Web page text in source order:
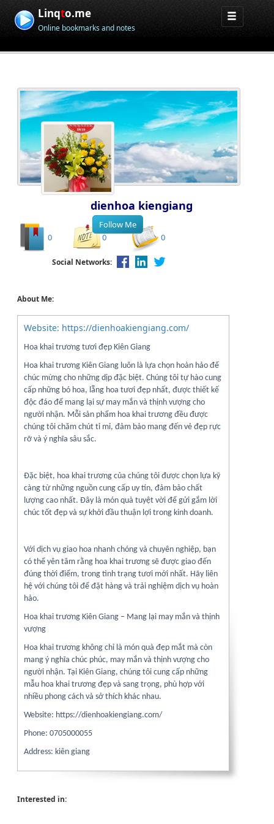
Linqto.me
Online bookmarks and notes
dienhoa kiengiang
0 0 0
Social Networks:
About Me:
Website: https://dienhoakiengiang.com/
Hoa khai trương tươi đẹp Kiên Giang
Hoa khai trương Kiên Giang luôn là lựa chọn hoàn hảo để
chúc mừng cho những dịp đặc biệt. Chúng tôi tự hào cung
cấp những bó hoa, lẵng hoa tươi đẹp nhất, được thiết kế
độc đáo để mang lại sự may mắn và thịnh vượng cho
người nhận. Mỗi sản phẩm hoa khai trương đều được
chúng tôi chăm chút tỉ mỉ, đảm bảo mang đến vẻ đẹp rực
rỡ và ý nghĩa sâu sắc.
Đặc biệt, hoa khai trương của chúng tôi được chọn lựa kỹ
càng từ những nguồn cung cấp uy tín, đảm bảo chất
lượng cao nhất. Đây là món quà tuyệt vời để gửi gắm lời
chúc tốt đẹp và sự khởi đầu thuận lợi trong kinh doanh.
Với dịch vụ giao hoa nhanh chóng và chuyên nghiệp, bạn
có thể yên tâm rằng hoa khai trương sẽ được giao đến
đúng thời điểm, trong tình trạng tươi mới nhất. Hãy liên
hệ với chúng tôi để đặt hàng và trải nghiệm dịch vụ hoàn
hảo.
Hoa khai trương Kiên Giang – Mang lại may mắn và thịnh
vượng
Hoa khai trương không chỉ là món quà đẹp mắt mà còn
mang ý nghĩa chúc phúc, may mắn và thịnh vượng cho
người nhận. Tại Kiên Giang, chúng tôi cung cấp những
mẫu hoa khai trương đẹp và sang trọng, phù hợp với
nhiều phong cách và sở thích khác nhau.
Website: https://dienhoakiengiang.com/
Phone: 0705000055
Address: kiên giang
Interested in: